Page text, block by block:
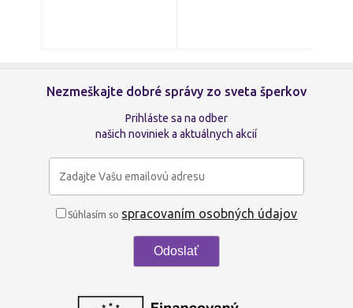
Nezmeškajte dobré správy zo sveta šperkov
Prihláste sa na odber
našich noviniek a aktuálnych akcií
Súhlasím so spracovaním osobných údajov